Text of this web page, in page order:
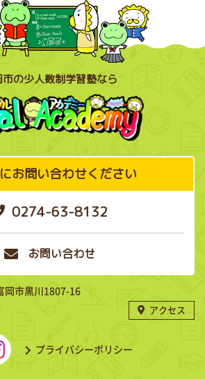
市の少人数制学習塾なら
お問い合わせください
0274-63-8132
お問い合わせ
市黒川1807-16
アクセス
プライバシーポリシー